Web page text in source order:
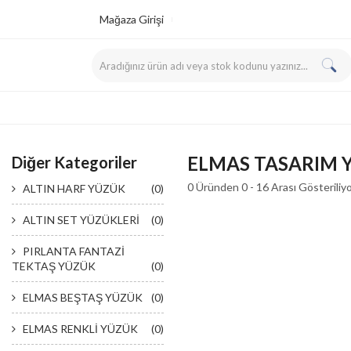
Mağaza Girişi
Diğer Kategoriler
ALTIN HARF YÜZÜK (0)
ALTIN SET YÜZÜKLERİ (0)
PIRLANTA FANTAZİ
TEKTAŞ YÜZÜK
(0)
ELMAS BEŞTAŞ YÜZÜK (0)
ELMAS RENKLİ YÜZÜK (0)
ELMAS TASARIM
0 Üründen 0 - 16 Arası